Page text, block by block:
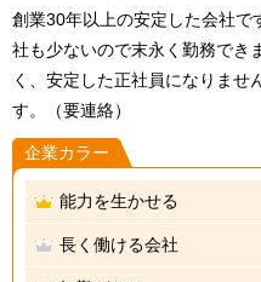
創業30年以上の安定した会社で
社も少ないので末永く勤務でき
く、安定した正社員になりませ
す。（要連絡）
企業カラー
能力を生かせる
長く働ける会社